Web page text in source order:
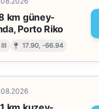
km güney-
Porto Riko
III 17.90, -66.94